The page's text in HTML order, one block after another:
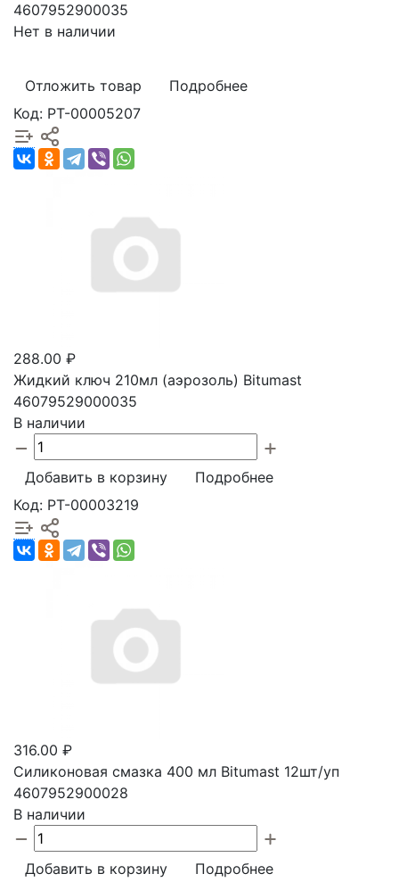
4607952900035
Нет в наличии
Отложить товар
Подробнее
Код: РТ-00005207
288.00 ₽
Жидкий ключ 210мл (аэрозоль) Bitumast
46079529000035
В наличии
Добавить в корзину
Подробнее
Код: РТ-00003219
316.00 ₽
Силиконовая смазка 400 мл Bitumast 12шт/уп
4607952900028
В наличии
Добавить в корзину Подробнее